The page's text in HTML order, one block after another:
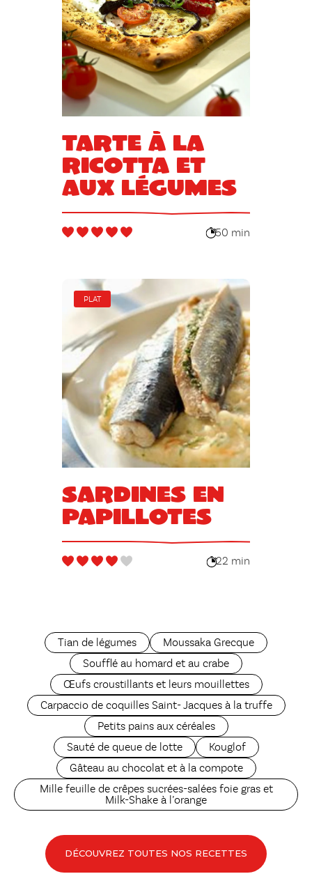
Tarte à la
ricotta et
aux légumes
50 min
PLAT
Sardines en
papillotes
22 min
Tian de légumes
Moussaka Grecque
Soufflé au homard et au crabe
Œufs croustillants et leurs mouillettes
Carpaccio de coquilles Saint- Jacques à la truffe
Petits pains aux céréales
Sauté de queue de lotte
Kouglof
Gâteau au chocolat et à la compote
Mille feuille de crêpes sucrées-salées foie gras et
Milk-Shake à l’orange
DÉCOUVREZ TOUTES NOS RECETTES